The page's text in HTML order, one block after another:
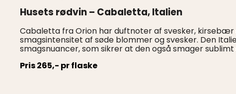
Husets rødvin – Cabaletta, Italien
Cabaletta fra Orion har duftnoter af svesker, kirsebær
smagsintensitet af søde blommer og svesker. Den
smagsnuancer, som sikrer at den også smager
Pris 265,- pr flaske